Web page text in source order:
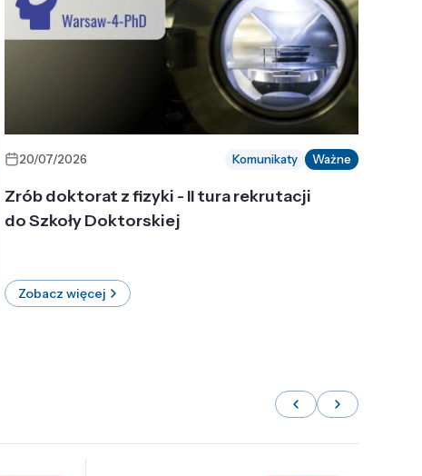
20/07/2026 Komunikaty Ważne
Zrób doktorat z fizyki - II tura rekrutacji
do Szkoły Doktorskiej
Zobacz więcej